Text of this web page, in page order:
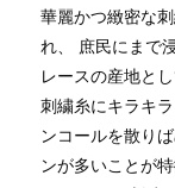
華麗かつ緻密な
れ、 庶民にまで
レースの産地と
刺繍糸にキラキ
ンコールを散り
ンが多いことが